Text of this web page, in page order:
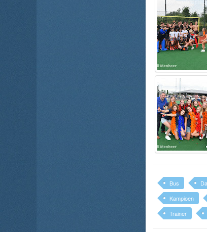
Bus
Kampioen
Trainer